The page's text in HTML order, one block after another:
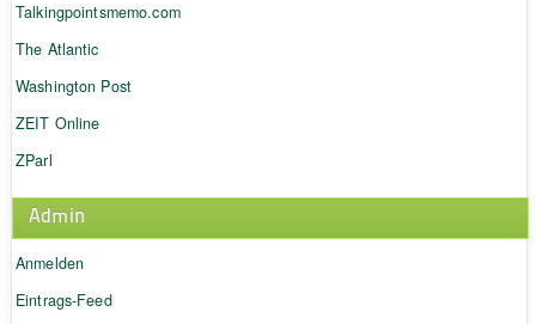
Talkingpointsmemo.com
The Atlantic
Washington Post
ZEIT Online
ZParl
Admin
Anmelden
Eintrags-Feed